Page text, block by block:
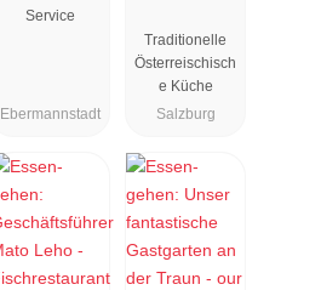
Service
Ebermannstadt
Traditionelle
Österreischisch
e Küche
Salzburg